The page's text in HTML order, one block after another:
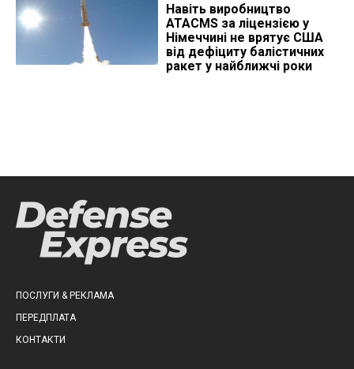
Навіть виробництво
ATACMS за ліцензією у
Німеччині не врятує США
від дефіциту балістичних
ракет у найближчі роки
ПОСЛУГИ & РЕКЛАМА
ПЕРЕДПЛАТА
КОНТАКТИ